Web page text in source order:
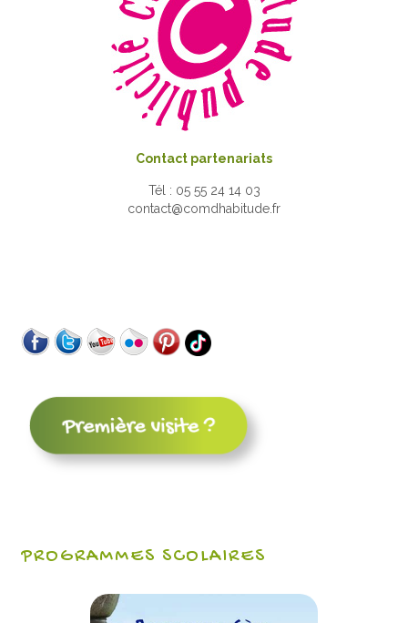
Contact partenariats
Tél : 05 55 24 14 03
contact@comdhabitude.fr
PROGRAMMES SCOLAIRES